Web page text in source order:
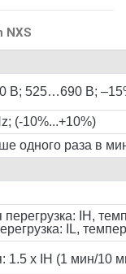
NXS
В; 525…690 В;
(-10%...+10%)
одного раза в
перегрузка: IH,
IL,
1.5 x IH (1 мин/10